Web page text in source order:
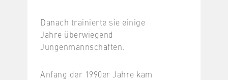
Danach trainierte sie einige
Jahre überwiegend
Jungenmannschaften.
Anfang der 1990er Jahre kam